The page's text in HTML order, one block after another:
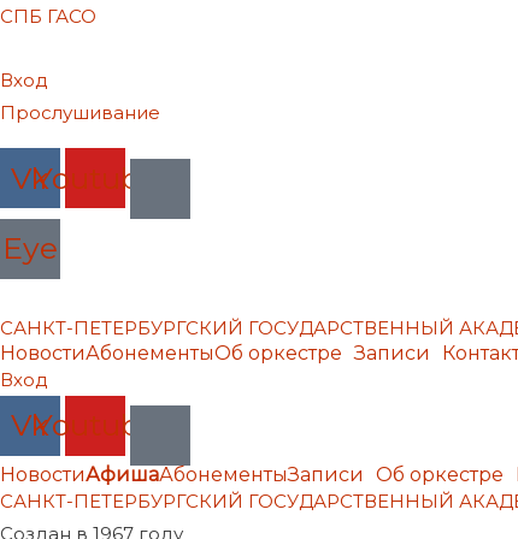
СПБ ГАСО
Вход
Прослушивание
VkYoutube
Eye
САНКТ-ПЕТЕРБУРГСКИЙ ГОСУДАРСТВЕННЫЙ
НовостиАбонементыОб оркестре Записи
Вход
VkYoutube
НовостиАфишаАбонементыЗаписи Об оркестре
САНКТ-ПЕТЕРБУРГСКИЙ ГОСУДАРСТВЕННЫЙ
Создан в 1967 году